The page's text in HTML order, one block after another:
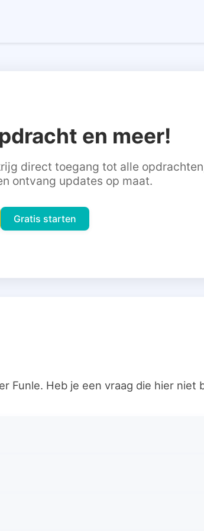
en meer!
direct toegang tot alle
ontvang updates op maat.
Gratis starten
Heb je een vraag die hier niet